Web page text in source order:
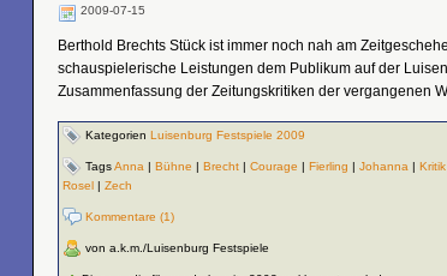
2009-07-15
Berthold Brechts Stück ist immer noch nah am
schauspielerische Leistungen dem Publikum auf der
Zusammenfassung der Zeitungskritiken der vergangenen
Kategorien Luisenburg Festspiele 2009
TagsAnna | Bühne | Brecht | Courage | Fierling | Johanna | Kritik
Rosel | Zech
Kommentare (1)
von a.k.m./Luisenburg Festspiele